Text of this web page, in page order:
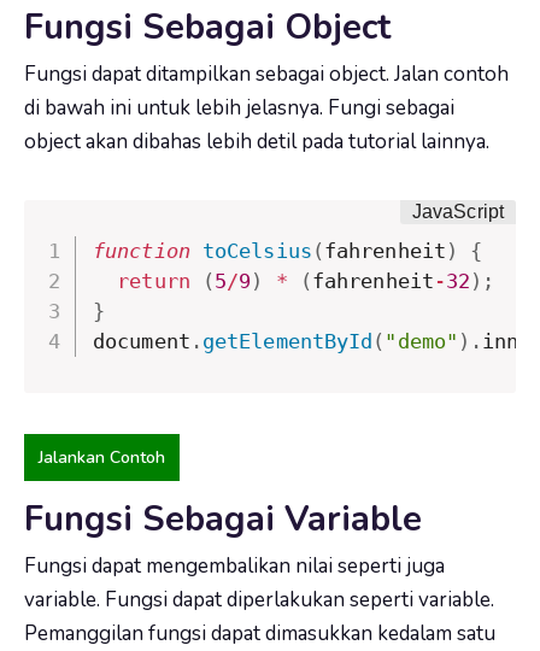
Fungsi Sebagai Object
Fungsi dapat ditampilkan sebagai object. Jalan contoh
di bawah ini untuk lebih jelasnya. Fungi sebagai
object akan dibahas lebih detil pada tutorial lainnya.
function toCelsius ( fahrenheit )
{
return
( 5/9 ) * ( fahrenheit -32 ) ;
}
document . getElementById ( "demo" ) .
Jalankan Contoh
Fungsi Sebagai Variable
Fungsi dapat mengembalikan nilai seperti juga
variable. Fungsi dapat diperlakukan seperti variable.
Pemanggilan fungsi dapat dimasukkan kedalam satu